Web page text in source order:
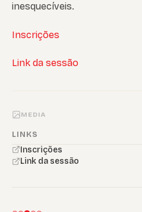
inesquecíveis.
Inscrições
Link da sessão
MEDIA
LINKS
Inscrições
Link da sessão